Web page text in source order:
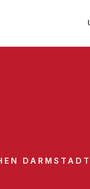
DARMSTADT